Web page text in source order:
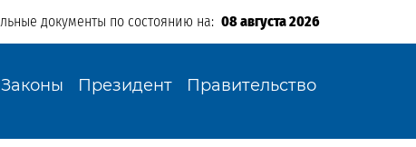
документы по состоянию на: 08 августа 2026
Законы Президент Правительство